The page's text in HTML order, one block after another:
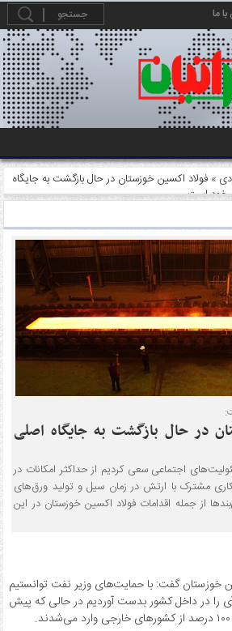
ما
» فولاد اکسین خوزستان در حال بازگشت به جایگاه
خود است
در حال بازگشت به جایگاه اصلی
اجتماعی سعی کردیم از حداکثر امکانات در
مشترک با ارتش در زمان سیل و تولید ورق‌های
از جمله اقدامات فولاد اکسین خوزستان در این
خوزستان گفت: با حمایت‌های وزیر نفت توانستیم
را در داخل کشور بدست آوردیم در حالی که پیش